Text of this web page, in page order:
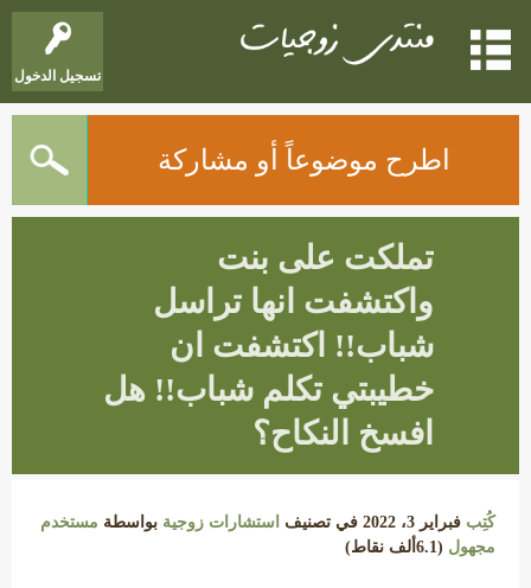
تسجيل الدخول
اطرح موضوعاً أو مشاركة
تملكت على بنت
واكتشفت انها تراسل
شباب!! اكتشفت ان
خطيبتي تكلم شباب!! هل
افسخ النكاح؟
كُتِب فبراير 3، 2022 في تصنيف استشارات زوجية بواسطة مستخدم
مجهول (6.1ألف نقاط)